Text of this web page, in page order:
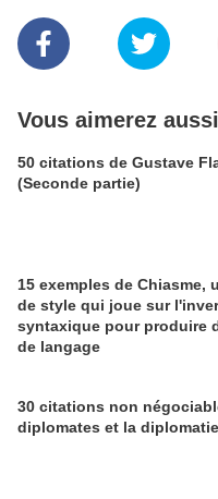
Vous aimerez aussi
50 citations de Gustave
(Seconde partie)
15 exemples de Chiasme,
de style qui joue sur
syntaxique pour produire
de langage
30 citations non
diplomates et la